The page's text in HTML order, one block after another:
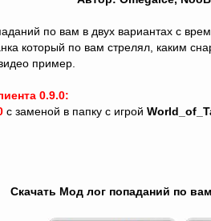
по вам в двух вариантах с
который по вам стрелял, каким
пример.
0.9.0:
с заменой в папку с игрой
Скачать Мод лог попаданий по